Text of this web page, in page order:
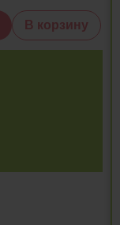
В корзину